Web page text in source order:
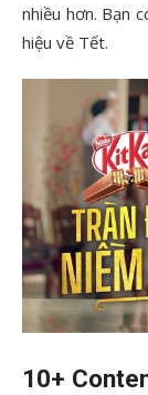
nhiều hơn. Bạn
hiệu về Tết.
10+